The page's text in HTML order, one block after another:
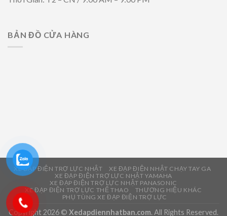
BẢN ĐỒ CỬA HÀNG
XE ĐẠP ĐIỆN TRỢ LỰC NHẬT
XE ĐẠP ĐIỆN NHẬT CHẠY TAY GA
XE ĐẠP ĐIỆN TRỢ LỰC NHẬT YAMAHA
XE ĐẠP ĐIỆN TRỢ LỰC NHẬT PANASONIC
XE ĐẠP ĐIỆN TRỢ LỰC THỂ THAO
THƯƠNG HIỆU KHÁC
PHỤ TÙNG XE ĐẠP ĐIỆN TRỢ LỰC
Copyright 2026 © Xedapdiennhatban.com. All Rights Reserved.